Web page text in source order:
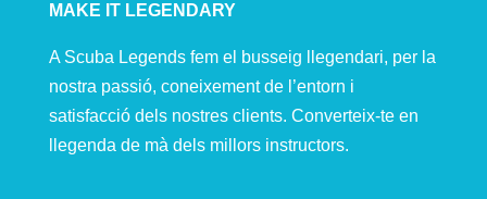
MAKE IT LEGENDARY
A Scuba Legends fem el busseig llegendari, per la
nostra passió, coneixement de l’entorn i
satisfacció dels nostres clients. Converteix-te en
llegenda de mà dels millors instructors.